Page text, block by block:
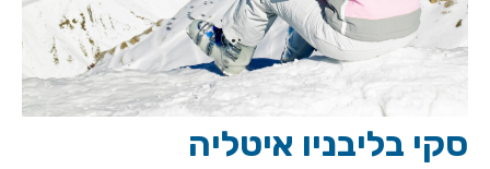
סקי בליבניו איטליה